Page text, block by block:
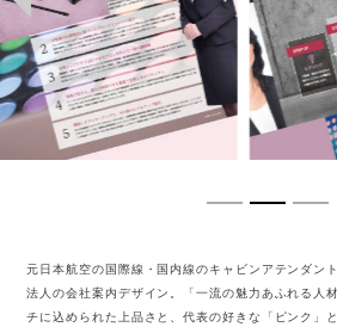
元日本航空の国際線・国内線のキャビンアテンダン
法人の会社案内デザイン。「一流の魅力あふれる人
チに込められた上品さと、代表の好きな「ピンク」